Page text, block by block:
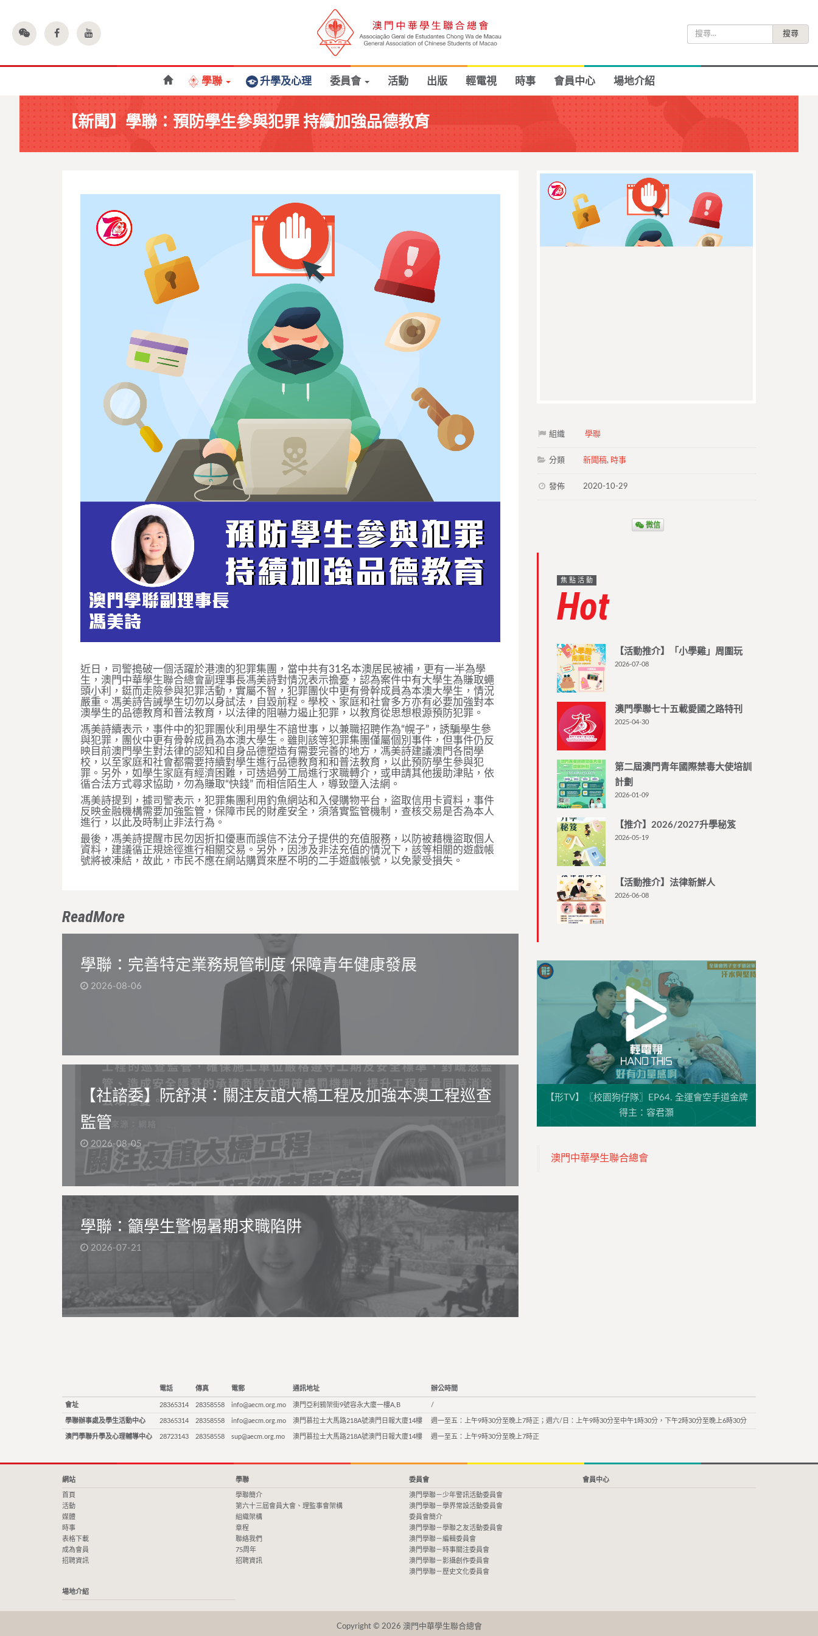
尋
學聯 升學及心理 委員會 活動 出版 輕電視 時事 會員中心 場地介紹
【新聞】學聯：預防學生參與犯罪 持續加強品德教育
近日，司警搗破一個活躍於港澳的犯罪集團，當中共有31名本澳居民被補，更有一半為學
生，澳門中華學生聯合總會副理事長馮美詩對情況表示擔憂，認為案件中有大學生為賺取蠅
頭小利，鋌而走險參與犯罪活動，實屬不智，犯罪團伙中更有骨幹成員為本澳大學生，情況
嚴重。馮美詩告誡學生切勿以身試法，自毀前程。學校、家庭和社會多方亦有必要加強對本
澳學生的品德教育和普法教育，以法律的阻嚇力遏止犯罪，以教育從思想根源預防犯罪。
馮美詩續表示，事件中的犯罪團伙利用學生不諳世事，以兼職招聘作為“幌子”，誘騙學生參
與犯罪，團伙中更有骨幹成員為本澳大學生。雖則該等犯罪集團僅屬個別事件，但事件仍反
映目前澳門學生對法律的認知和自身品德塑造有需要完善的地方，馮美詩建議澳門各間學
校，以至家庭和社會都需要持續對學生進行品德教育和和普法教育，以此預防學生參與犯
罪。另外，如學生家庭有經濟困難，可透過勞工局進行求職轉介，或申請其他援助津貼，依
循合法方式尋求協助，勿為賺取“快錢” 而相信陌生人，導致墮入法網。
馮美詩提到，據司警表示，犯罪集團利用釣魚網站和入侵購物平台，盜取信用卡資料，事件
反映金融機構需要加強監管，保障市民的財產安全，須落實監管機制，查核交易是否為本人
進行，以此及時制止非法行為。
最後，馮美詩提醒市民勿因折扣優惠而誤信不法分子提供的充值服務，以防被藉機盜取個人
資料，建議循正規途徑進行相關交易。另外，因涉及非法充值的情況下，該等相關的遊戲帳
號將被凍結，故此，市民不應在網站購買來歷不明的二手遊戲帳號，以免蒙受損失。
ReadMore
學聯：完善特定業務規管制度 保障青年健康發展
2026-08-06
【社諮委】阮舒淇：關注友誼大橋工程及加強本澳工程巡查
監管
2026-08-05
學聯：籲學生警惕暑期求職陷阱
2026-07-21
組織 學聯
分類 新聞稿, 時事
發佈 2020-10-29
微信
焦點活動
Hot
【活動推介】「小學雞」周圍玩
2026-07-08
澳門學聯七十五載愛國之路特刊
2025-04-30
第二屆澳門青年國際禁毒大使培訓
計劃
2026-01-09
【推介】2026/2027升學秘笈
2026-05-19
【活動推介】法律新鮮人
2026-06-08
【形TV】〖校園狗仔隊〗EP64. 全運會空手道金牌
得主：容君灝
澳門中華學生聯合總會
電話 傳真 電郵 通訊地址 辦公時間
會址 28365314 28358558 info@aecm.org.mo 澳門亞利鴉架街9號容永大廈一樓A,B /
學聯辦事處及學生活動中心 28365314 28358558 info@aecm.org.mo 澳門慕拉士大馬路218A號澳門日報大廈14樓 週一至五：上午9時30分至晚上7時正；週六/日：上午9時30分至中午1時30分，下午2時30分至晚上6時30分
澳門學聯升學及心理輔導中心 28723143 28358558 sup@aecm.org.mo 澳門慕拉士大馬路218A號澳門日報大廈14樓 週一至五：上午9時30分至晚上7時正
網站
首頁
活動
媒體
時事
表格下載
成為會員
招聘資訊
學聯
學聯簡介
第六十三屆會員大會、理監事會架構
組織架構
章程
聯絡我們
75周年
招聘資訊
委員會
澳門學聯－少年警訊活動委員會
澳門學聯－學界常設活動委員會
委員會簡介
澳門學聯－學聯之友活動委員會
澳門學聯－編輯委員會
澳門學聯－時事關注委員會
澳門學聯－影攝創作委員會
澳門學聯－歷史文化委員會
會員中心
場地介紹
Copyright © 2026 澳門中華學生聯合總會